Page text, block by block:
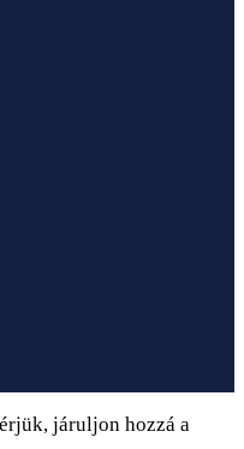
járuljon hozzá a